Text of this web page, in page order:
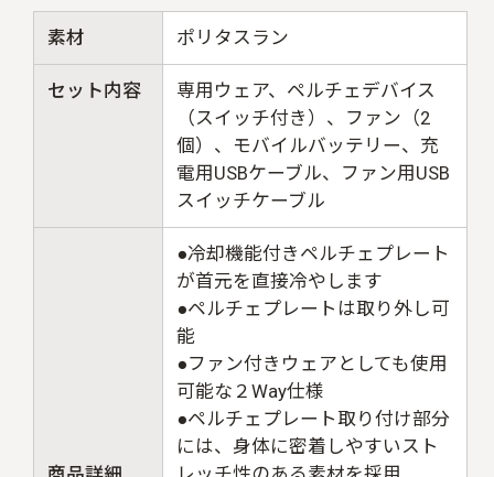
素材 ポリタスラン
セット内容
専用ウェア、ペルチェデバイス
（スイッチ付き）、ファン（2
個）、モバイルバッテリー、充
電用USBケーブル、ファン用USB
スイッチケーブル
●冷却機能付きペルチェプレート
が首元を直接冷やします
●ペルチェプレートは取り外し可
能
●ファン付きウェアとしても使用
可能な２Way仕様
●ペルチェプレート取り付け部分
には、身体に密着しやすいスト